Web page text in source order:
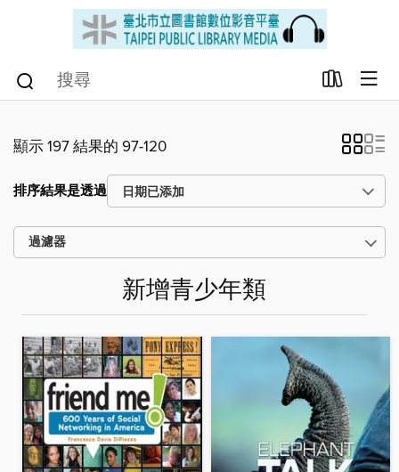
顯示 197 結果的 97-120
排序結果是透過
過濾器
新增青少年類